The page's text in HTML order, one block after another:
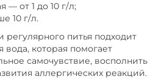
— от 1 до 10 г/л;
10 г/л.
питья подходит
вода, которая помогает
самочувствие, восполнить
аллергических реакций.